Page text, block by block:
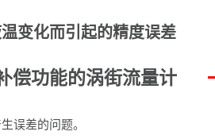
变化而引起的精度误差
偿功能的涡街流量计
误差的问题。